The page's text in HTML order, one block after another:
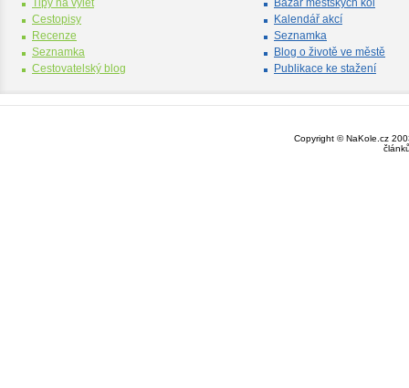
Tipy na výlet
Cestopisy
Recenze
Seznamka
Cestovatelský blog
Bazar městských kol
Kalendář akcí
Seznamka
Blog o životě ve městě
Publikace ke stažení
Copyright © NaKole.cz